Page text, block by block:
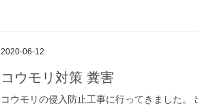
2020-06-12
コウモリ対策 糞害
コウモリの侵入防止工事に行ってきました